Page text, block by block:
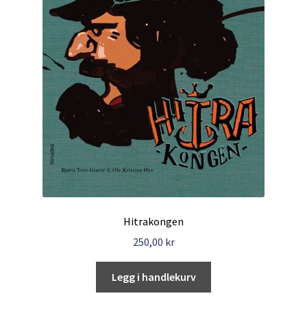
Hitrakongen
250,00 kr
Legg i handlekurv